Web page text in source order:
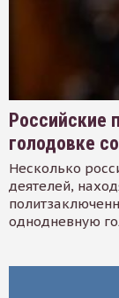
Российские
голодовке
Несколько
деятелей,
однодневную